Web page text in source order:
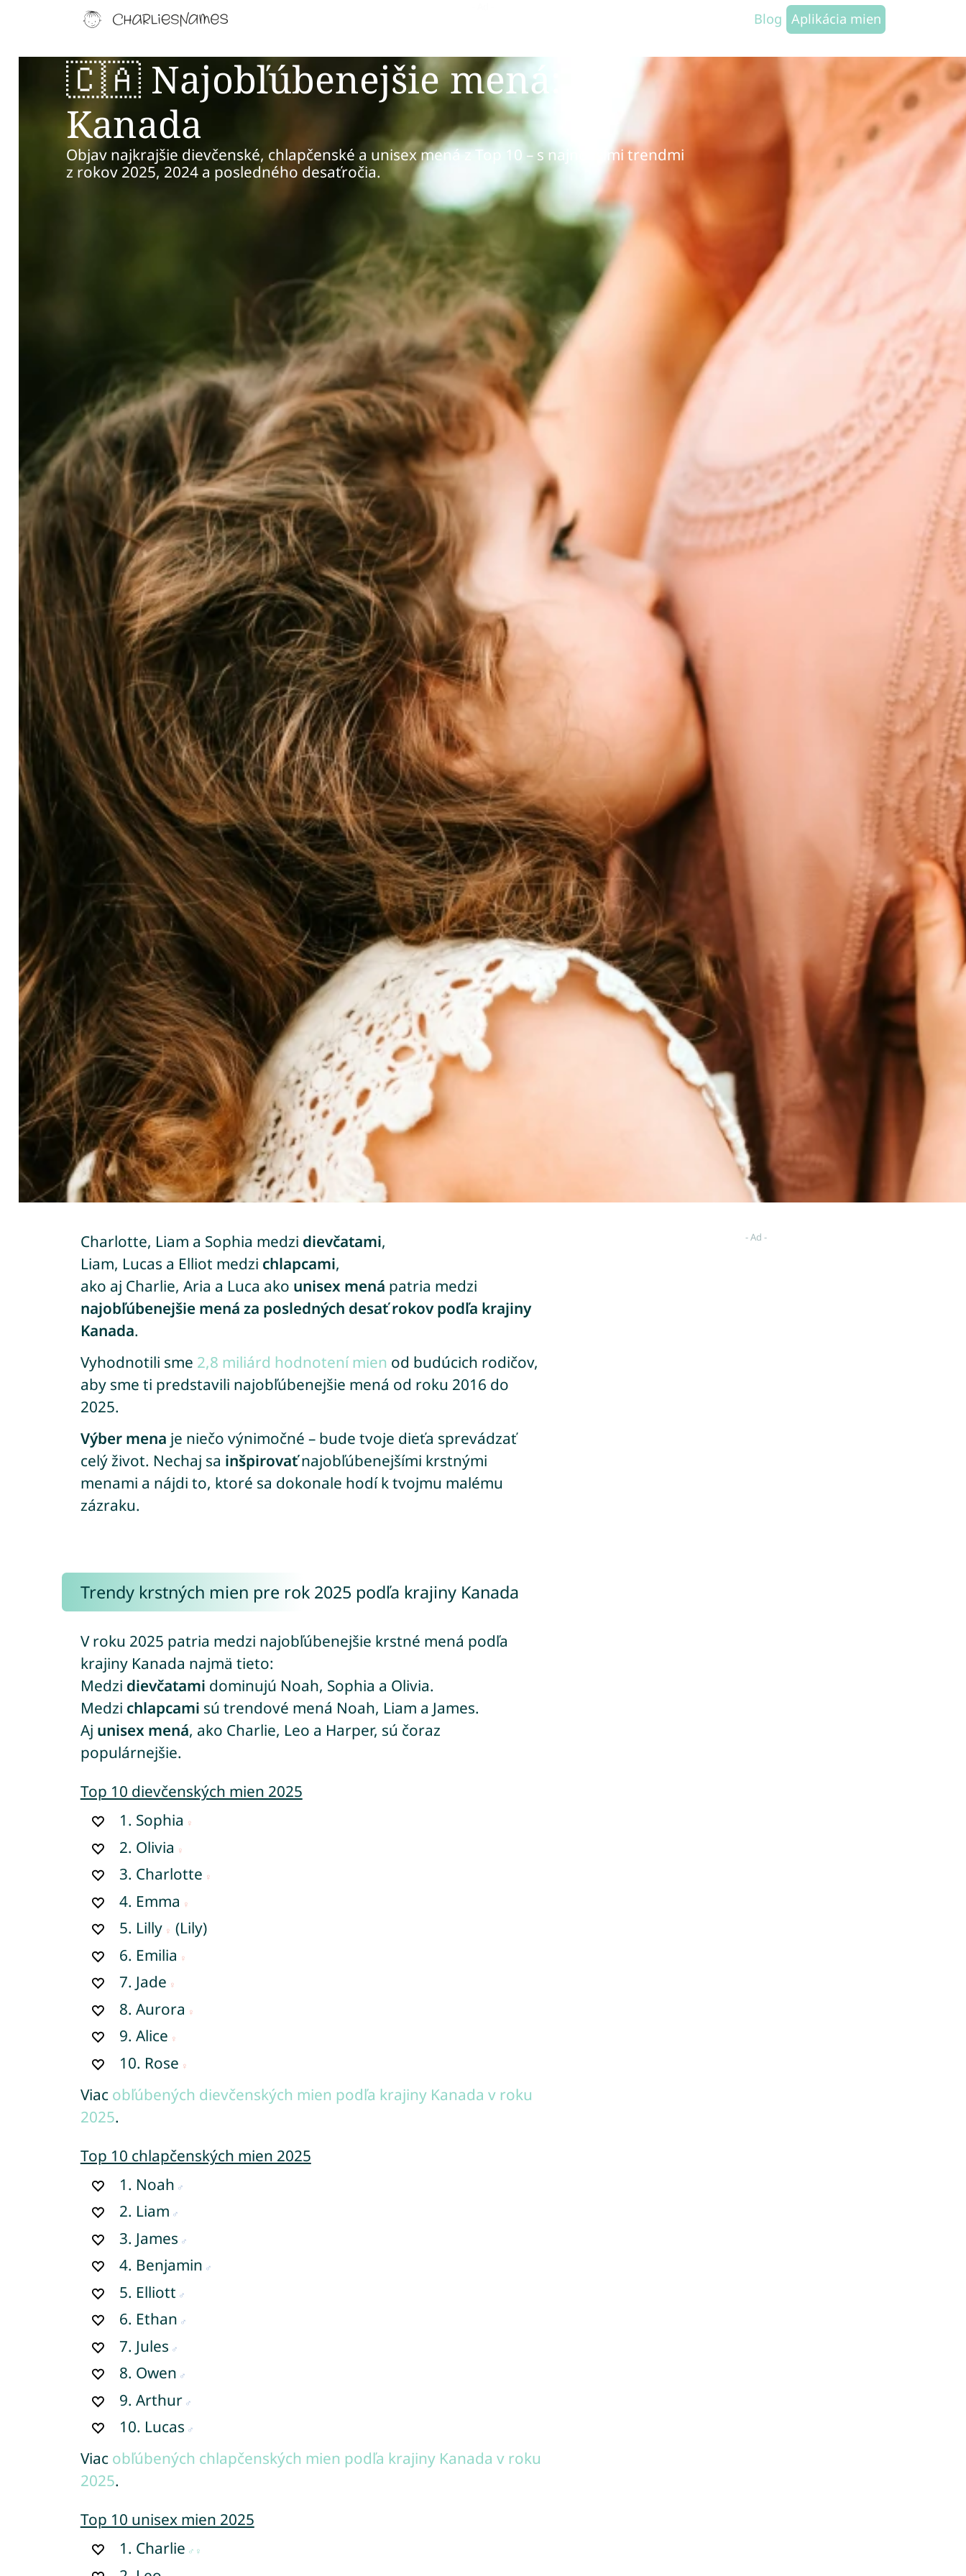
Blog Aplikácia mien
🇨🇦 Najobľúbenejšie mená:
Kanada
Objav najkrajšie dievčenské, chlapčenské a unisex mená z Top 10 – s najnovšími trendmi
z rokov 2025, 2024 a posledného desaťročia.
Charlotte, Liam a Sophia medzi dievčatami,
Liam, Lucas a Elliot medzi chlapcami,
ako aj Charlie, Aria a Luca ako unisex mená patria medzi
najobľúbenejšie mená za posledných desať rokov podľa krajiny
Kanada.
Vyhodnotili sme 2,8 miliárd hodnotení mien od budúcich rodičov,
aby sme ti predstavili najobľúbenejšie mená od roku 2016 do
2025.
Výber mena je niečo výnimočné – bude tvoje dieťa sprevádzať
celý život. Nechaj sa inšpirovaťnajobľúbenejšími krstnými
menami a nájdi to, ktoré sa dokonale hodí k tvojmu malému
zázraku.
Trendy krstných mien pre rok 2025 podľa krajiny Kanada
V roku 2025 patria medzi najobľúbenejšie krstné mená podľa
krajiny Kanada najmä tieto:
Medzi dievčatami dominujú Noah, Sophia a Olivia.
Medzi chlapcami sú trendové mená Noah, Liam a James.
Aj unisex mená, ako Charlie, Leo a Harper, sú čoraz
populárnejšie.
Top 10 dievčenských mien 2025
1. Sophia
2. Olivia
3. Charlotte
4. Emma
5. Lilly
(Lily)
6. Emilia
7. Jade
8.Aurora
9.Alice
10. Rose
Viac obľúbených dievčenských mien podľa krajiny Kanada v roku
2025.
Top 10 chlapčenských mien 2025
1. Noah
2. Liam
3. James
4. Benjamin
5. Elliott
6. Ethan
7. Jules
8. Owen
9.Arthur
10. Lucas
Viac obľúbených chlapčenských mien podľa krajiny Kanada v roku
2025.
Top 10 unisex mien 2025
1. Charlie